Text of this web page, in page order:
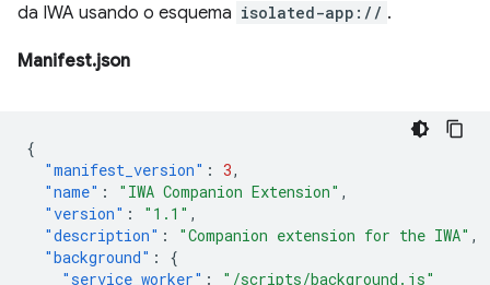
da IWA usando o esquema isolated-app:// .
Manifest.json
{
"manifest_version" : 3,
"name" : "IWA Companion Extension" ,
"version" : "1.1" ,
"description" : "Companion extension for the IWA" ,
"background" :
{
"service_worker" :
"/scripts/background.js"